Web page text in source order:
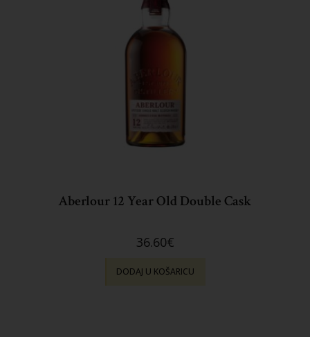
Aberlour 12 Year Old Double Cask
36.60€
DODAJ U KOŠARICU